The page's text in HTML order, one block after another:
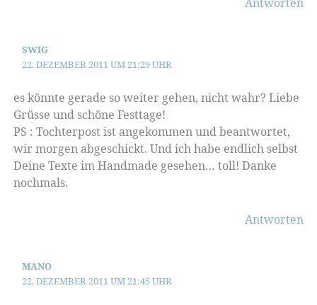
SWIG
22. DEZEMBER 2011 UM 21:29 UHR
es könnte gerade so weiter gehen, nicht wahr? Liebe
Grüsse und schöne Festtage!
PS : Tochterpost ist angekommen und beantwortet,
wir morgen abgeschickt. Und ich habe endlich selbst
Deine Texte im Handmade gesehen… toll! Danke
nochmals.
Antworten
MANO
22. DEZEMBER 2011 UM 21:45 UHR